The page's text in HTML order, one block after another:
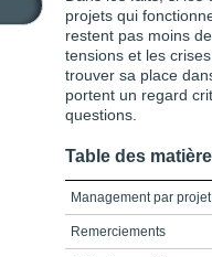
projets qui
restent pas moins
tensions et les
trouver sa place
portent un regard
questions.
Table des
Management par projet
Remerciements